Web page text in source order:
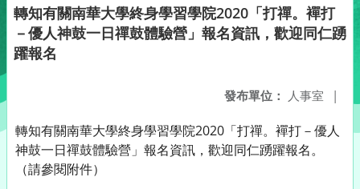
轉知有關南華大學終身學習學院2020「打禪。襌打
－優人神鼓一日禪鼓體驗營」報名資訊，歡迎同仁踴
躍報名
發布單位： 人事室 |
轉知有關南華大學終身學習學院2020「打禪。襌打－優人
神鼓一日禪鼓體驗營」報名資訊，歡迎同仁踴躍報名。
（請參閱附件）